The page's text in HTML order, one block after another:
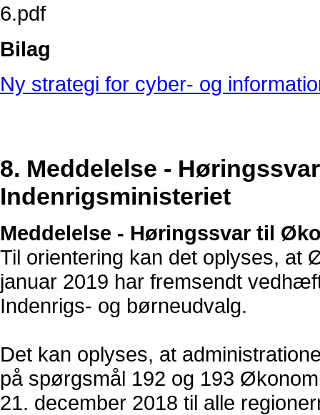
6.pdf
Bilag
Ny strategi for cyber- og
8. Meddelelse -
Indenrigsministeriet
Meddelelse - Høringssvar til
Til orientering kan det oplyses, at
januar 2019 har fremsendt
Indenrigs- og børneudvalg.
Det kan oplyses, at
på spørgsmål 192 og 193
21. december 2018 til alle